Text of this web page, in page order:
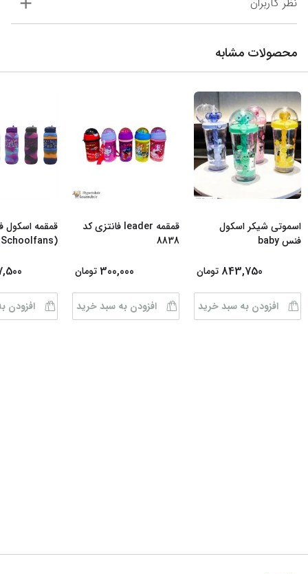
محصولات مشابه
اسموتی شیکر اسکول
فنس baby
843,750 تومان
افزودن به سبد خرید
قمقمه leader فانتزی کد
8838
300,000 تومان
افزودن به سبد خرید
قمقمه
(Schoolfans ) سلیکونی
افزودن